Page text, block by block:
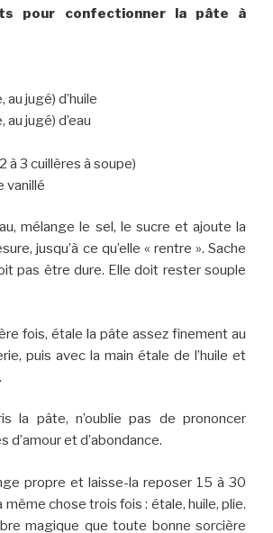
pour confectionner la pâte à
jugé) d’huile
jugé) d’eau
à 3 cuillères à soupe)
vanillé
mélange le sel, le sucre et ajoute la
jusqu’à ce qu’elle « rentre ». Sache
pas être dure. Elle doit rester souple
fois, étale la pâte assez finement au
puis avec la main étale de l’huile et
la pâte, n’oublie pas de prononcer
d’amour et d’abondance.
propre et laisse-la reposer 15 à 30
même chose trois fois : étale, huile, plie.
magique que toute bonne sorcière